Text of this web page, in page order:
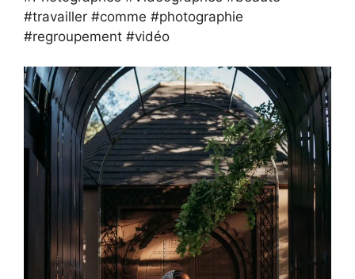
#travailler #comme #photographie
#regroupement #vidéo